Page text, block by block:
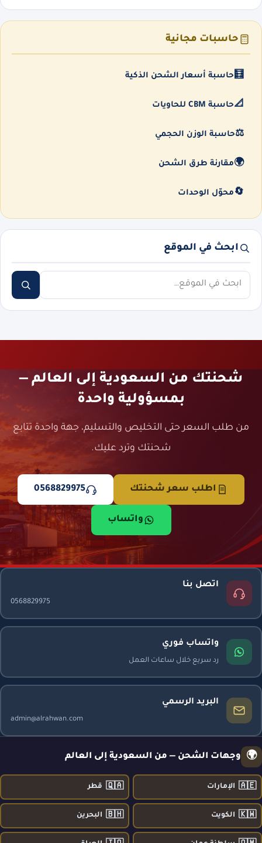
حاسبات مجانية
🧮 حاسبة أسعار الشحن الذكية
📐حاسبة CBM للحاويات
⚖️حاسبة الوزن الحجمي
🌍مقارنة طرق الشحن
🔄 محوّل الوحدات
ابحث في الموقع
ابحث
شحنتك من السعودية إلى العالم —
بمسؤولية واحدة
من طلب السعر حتى التخليص والتسليم، جهة واحدة تتابع
شحنتك وترد عليك.
اطلب سعر شحنتك 0568829975
واتساب
اتصل بنا
0568829975
واتساب فوري
رد سريع خلال ساعات العمل
البريد الرسمي
admin@alrahwan.com
🌍 وجهات الشحن — من السعودية إلى العالم
🇦🇪 الإمارات 🇶🇦 قطر
🇰🇼 الكويت 🇧🇭 البحرين